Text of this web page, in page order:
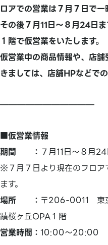
ロアでの営業は７月７日で一
その後７月11日～８月24日
１階で仮営業をいたします。
仮営業中の商品情報や、店
きましては、店舗HPなどで
———————————
■仮営業情報
期間 ： ７月11日～８月
※７月７日より現在のフロア
ます。
場所 ： 〒206-0011 東
蹟桜ヶ丘OPA１階
営業時間： 10:00～20:00